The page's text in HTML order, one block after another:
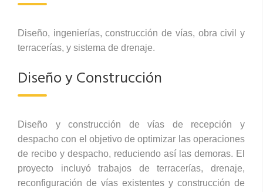
Diseño, ingenierías, construcción de vías, obra civil y
terracerías, y sistema de drenaje.
Diseño y Construcción
Diseño y construcción de vías de recepción y
despacho con el objetivo de optimizar las operaciones
de recibo y despacho, reduciendo así las demoras. El
proyecto incluyó trabajos de terracerías, drenaje,
reconfiguración de vías existentes y construcción de